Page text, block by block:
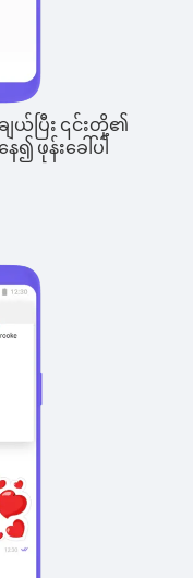
ယ်ပြီး ၎င်းတို့၏
ဖုန်းခေါ်ပါ